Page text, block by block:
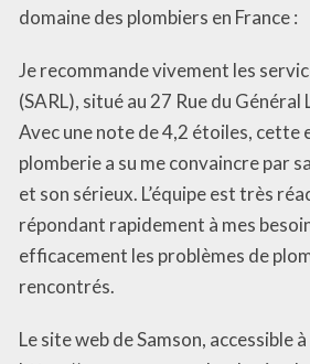
domaine des plombiers en France :
Je recommande vivement les
(SARL), situé au 27 Rue du Général
Avec une note de 4,2 étoiles, cette
plomberie a su me convaincre par
et son sérieux. L’équipe est très
répondant rapidement à mes
efficacement les problèmes de
rencontrés.
Le site web de Samson, accessible à